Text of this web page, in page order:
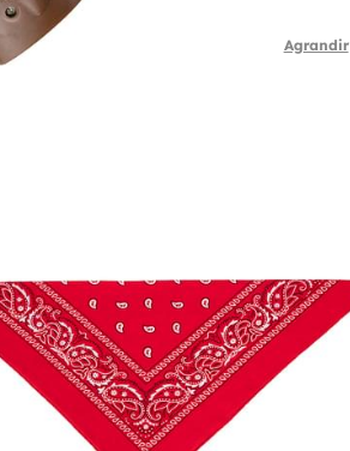
Agrandir